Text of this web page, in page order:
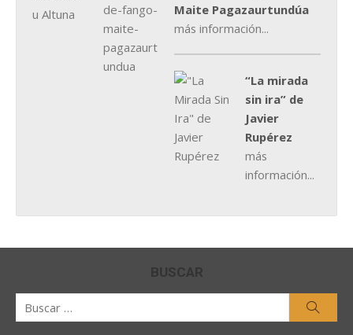
Maite Pagazaurtundúa
más información...
“La mirada
sin ira” de
Javier
Rupérez
más
información...
BUSCAR